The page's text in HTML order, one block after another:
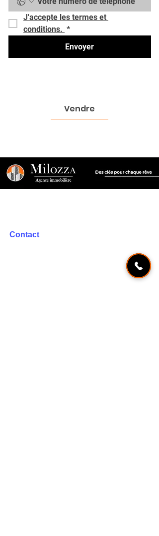
J'accepte les termes et
conditions. *
Envoyer
Vendre
Contact